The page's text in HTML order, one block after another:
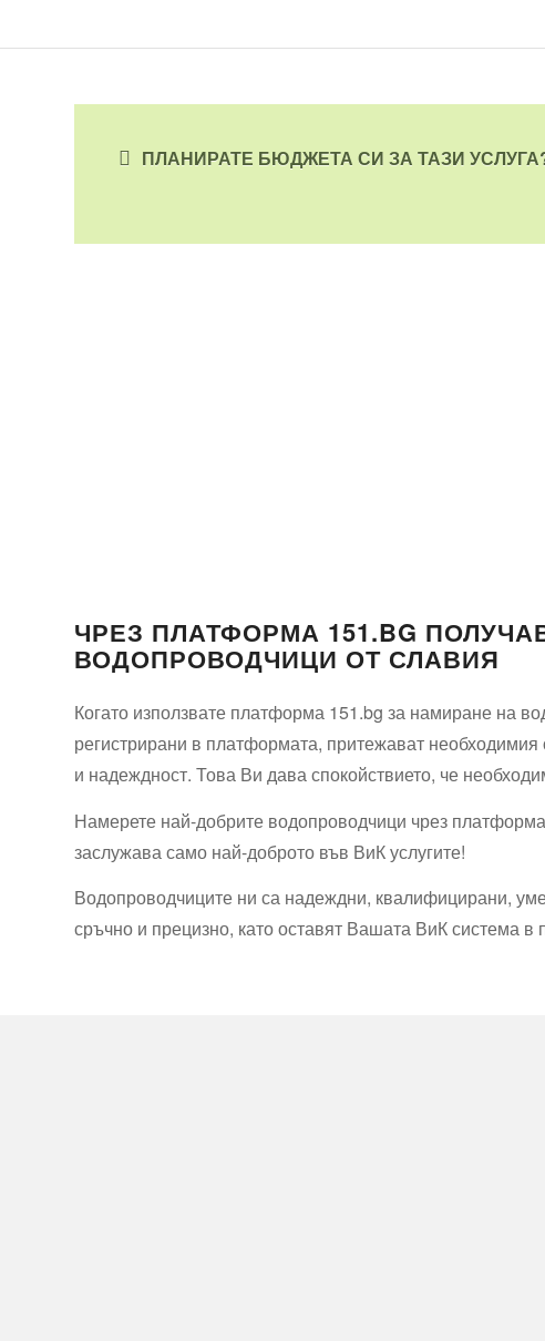
ПЛАНИРАТЕ БЮДЖЕТА СИ ЗА ТАЗИ
ЧРЕЗ ПЛАТФОРМА 151.BG
ВОДОПРОВОДЧИЦИ ОТ СЛАВИЯ
Когато използвате платформа 151.bg за намиране на
регистрирани в платформата, притежават
и надеждност. Това Ви дава спокойствието, че
Намерете най-добрите водопроводчици чрез
заслужава само най-доброто във ВиК услугите!
Водопроводчиците ни са надеждни, квалифицирани,
сръчно и прецизно, като оставят Вашата ВиК система